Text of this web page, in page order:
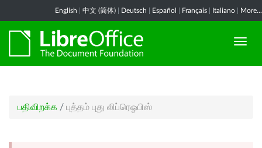
English 中文 (简体) Deutsch Español Français Italiano More...
பதிவிறக்க / புத்தம் புது லிப்ரெஓபிஸ்